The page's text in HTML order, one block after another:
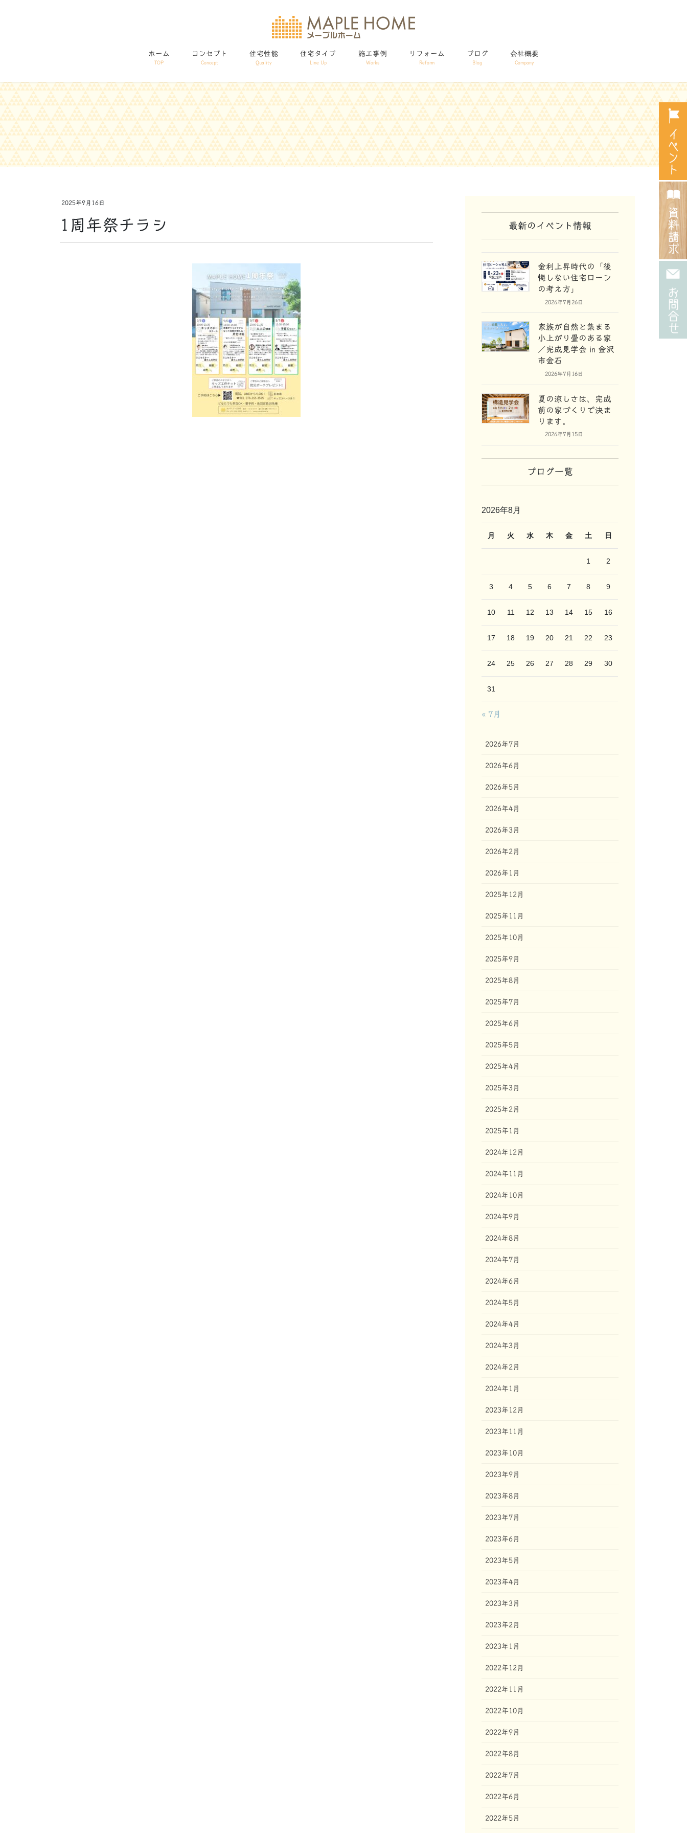
動
に
移
動
ホーム
TOP
コンセプト
Concept
住宅性能
Quality
住宅タイプ
Line Up
施工事例
Works
リフォーム
Reform
ブログ
Blog
会社概要
Company
2025年9月16日
1周年祭チラシ 最新のイベント情報
金利上昇時代の「後
悔しない住宅ローン
の考え方」
2026年7月26日
家族が自然と集まる
小上がり畳のある家
／完成見学会 in 金沢
市金石
2026年7月16日
夏の涼しさは、完成
前の家づくりで決ま
ります。
2026年7月15日
ブログ一覧
2026年8月
月 火 水 木 金 土 日
1 2
3 4 5 6 7 8 9
10 11 12 13 14 15 16
17 18 19 20 21 22 23
24 25 26 27 28 29 30
31
« 7月
2026年7月
2026年6月
2026年5月
2026年4月
2026年3月
2026年2月
2026年1月
2025年12月
2025年11月
2025年10月
2025年9月
2025年8月
2025年7月
2025年6月
2025年5月
2025年4月
2025年3月
2025年2月
2025年1月
2024年12月
2024年11月
2024年10月
2024年9月
2024年8月
2024年7月
2024年6月
2024年5月
2024年4月
2024年3月
2024年2月
2024年1月
2023年12月
2023年11月
2023年10月
2023年9月
2023年8月
2023年7月
2023年6月
2023年5月
2023年4月
2023年3月
2023年2月
2023年1月
2022年12月
2022年11月
2022年10月
2022年9月
2022年8月
2022年7月
2022年6月
2022年5月